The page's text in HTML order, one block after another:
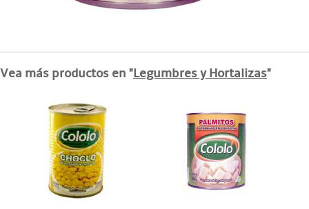
Vea más productos en "Legumbres y Hortalizas"